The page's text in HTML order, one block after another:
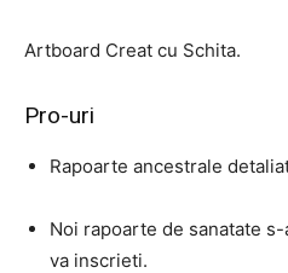
Artboard Creat cu Schita.
Pro-uri
Rapoarte ancestrale
Noi rapoarte de sanatate
va inscrieti.